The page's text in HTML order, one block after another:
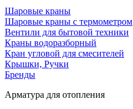
Шаровые краны
Шаровые краны с термометром
Вентили для бытовой техники
Краны водоразборный
Кран угловой для смесителей
Крышки, Ручки
Бренды
Арматура для отопления